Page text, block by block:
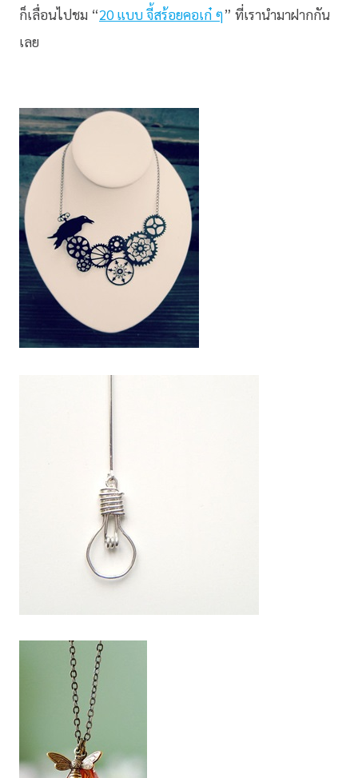
ก็เลื่อนไปชม “20 แบบ จี้สร้อยคอเก๋ ๆ” ที่เรานำมาฝากกัน
เลย